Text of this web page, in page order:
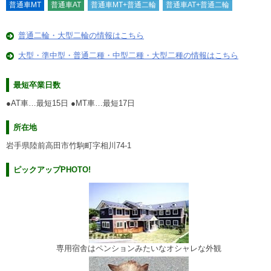
普通車MT 普通車AT 普通車MT+普通二輪 普通車AT+普通二輪
普通二輪・大型二輪の情報はこちら
大型・準中型・普通二種・中型二種・大型二種の情報はこちら
最短卒業日数
●AT車…最短15日 ●MT車…最短17日
所在地
岩手県陸前高田市竹駒町字相川74-1
ピックアップPHOTO!
専用宿舎はペンションみたいなオシャレな外観